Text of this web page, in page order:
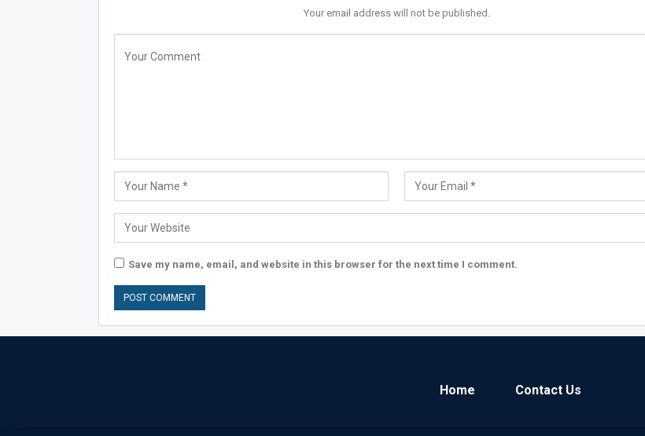
Your email address will not be published.
Save my name, email, and website in this browser for the next time I comment.
Home Contact Us